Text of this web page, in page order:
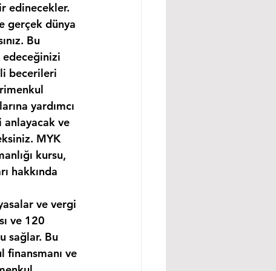
edinecekler.
gerçek dünya
Bu
edeceğinizi
becerileri
yardımcı
ve
MYK
kursu,
hakkında
ve vergi
ve 120
sağlar. Bu
ve